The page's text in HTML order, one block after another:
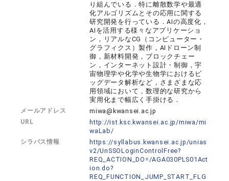
り組んでいる．特に離散数学や最適
化アルゴリズムとその応用に関する
研究開発を行っている．AIの高度化，
AIを活用する様々なアプリケーショ
ン，リアルなCG（コンピューター・
グラフィクス）製作，AIドローン制
御，新材料開発，ブロックチェー
ン，インターネット設計・制御，宇
宙物理学や化学や生物学におけるビ
ッグデータ解析など，さまざまな応
用領域において，数理的な研究から
実用化まで幅広く手掛ける．
メールアドレス miwa@kwansei.ac.jp
URL
http://ist.ksc.kwansei.ac.jp/miwa/mi
waLab/
シラバス情報
https://syllabus.kwansei.ac.jp/unias
v2/UnSSOLoginControlFree?
REQ_ACTION_DO=/AGA030PLS01Act
ion.do?
REQ_FUNCTION_JUMP_START_FLG